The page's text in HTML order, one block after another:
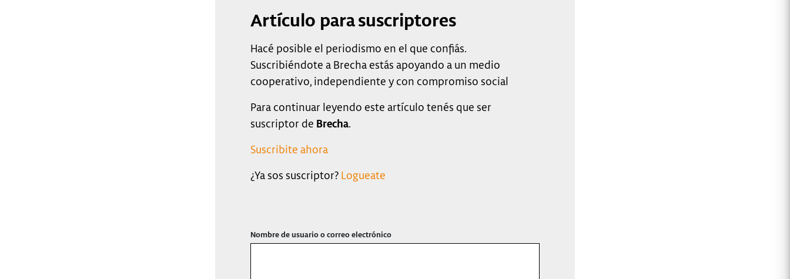
Artículo para suscriptores
Hacé posible el periodismo en el que confiás.
Suscribiéndote a Brecha estás apoyando a un medio
cooperativo, independiente y con compromiso social
Para continuar leyendo este artículo tenés que ser
suscriptor de Brecha.
Suscribite ahora
¿Ya sos suscriptor? Logueate
Nombre de usuario o correo electrónico